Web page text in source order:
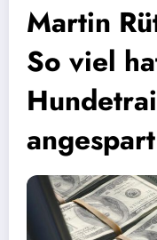
Martin
So viel